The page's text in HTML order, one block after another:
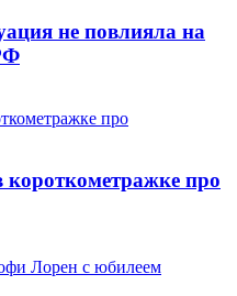
не повлияла на
про